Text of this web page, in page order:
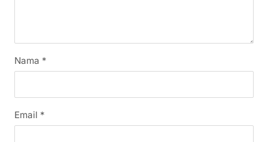
Nama *
Email *